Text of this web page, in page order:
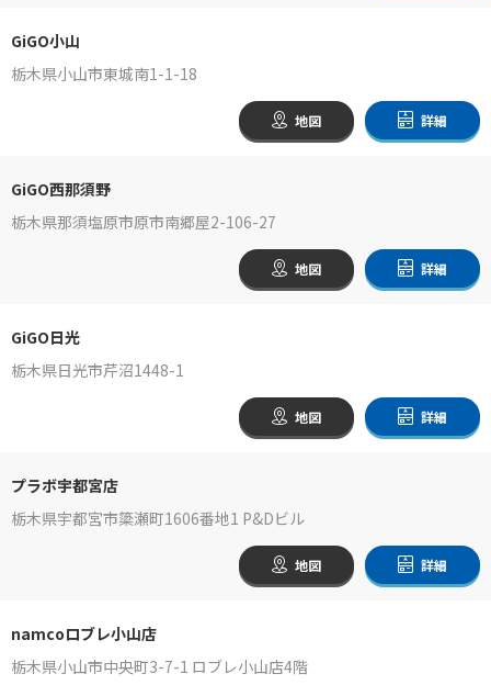
GiGO小山
栃木県小山市東城南1-1-18
地図 詳細
GiGO西那須野
栃木県那須塩原市原市南郷屋2-106-27
地図 詳細
GiGO日光
栃木県日光市芹沼1448-1
地図 詳細
プラボ宇都宮店
栃木県宇都宮市簗瀬町1606番地1 P&Dビル
地図 詳細
namcoロブレ小山店
栃木県小山市中央町3-7-1 ロブレ小山店4階